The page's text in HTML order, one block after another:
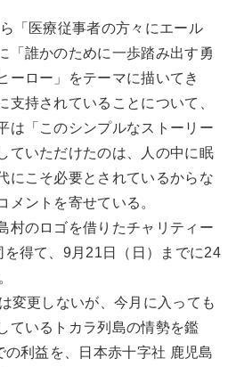
「医療従事者の方々にエール
「誰かのために一歩踏み出す勇
ーロー」をテーマに描いてき
支持されていることについて、
は「このシンプルなストーリー
ていただけたのは、人の中に眠
にこそ必要とされているからな
メントを寄せている。
村のロゴを借りたチャリティー
得て、9月21日（日）までに24
変更しないが、今月に入っても
ているトカラ列島の情勢を鑑
利益を、日本赤十字社 鹿児島